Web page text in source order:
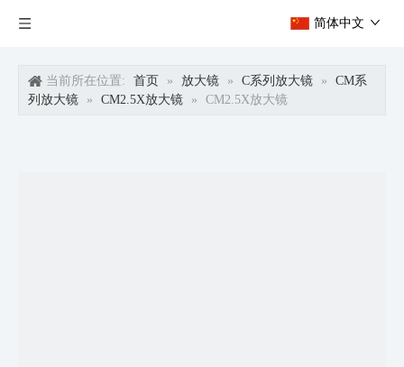
简体中文
当前所在位置: 首页 » 放大镜 » C系列放大镜 »
CM系
列放大镜
» CM2.5X放大镜 » CM2.5X放大镜